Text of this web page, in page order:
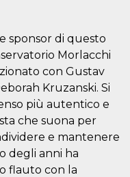
sponsor di questo
Morlacchi
con Gustav
Kruzanski. Si
più autentico e
che suona per
e mantenere
degli anni ha
flauto con la
sessione utente.
Normalmente è
un numero
generato in
modo casuale, il
modo in cui
viene utilizzato
può essere
specifico per il
sito, ma un
buon esempio è
mantenere uno
stato di accesso
per un utente
tra le pagine.